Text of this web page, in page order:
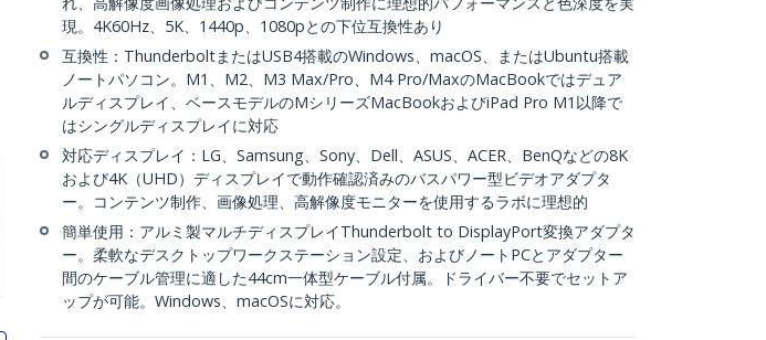
現。4K60Hz、5K、1440p、1080pとの下位互換性あり
互換性：ThunderboltまたはUSB4搭載のWindows、macOS、またはUbuntu搭載
ノートパソコン。M1、M2、M3 Max/Pro、M4 Pro/MaxのMacBookではデュア
ルディスプレイ、ベースモデルのMシリーズMacBookおよびiPad Pro M1以降で
はシングルディスプレイに対応
対応ディスプレイ：LG、Samsung、Sony、Dell、ASUS、ACER、BenQなどの8K
および4K（UHD）ディスプレイで動作確認済みのバスパワー型ビデオアダプタ
ー。コンテンツ制作、画像処理、高解像度モニターを使用するラボに理想的
簡単使用：アルミ製マルチディスプレイThunderbolt to DisplayPort変換アダプタ
ー。柔軟なデスクトップワークステーション設定、およびノートPCとアダプター
間のケーブル管理に適した44cm一体型ケーブル付属。ドライバー不要でセットア
ップが可能。Windows、macOSに対応。